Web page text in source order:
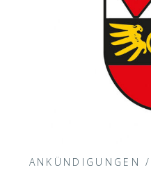
ANKÜNDIGUNGEN /